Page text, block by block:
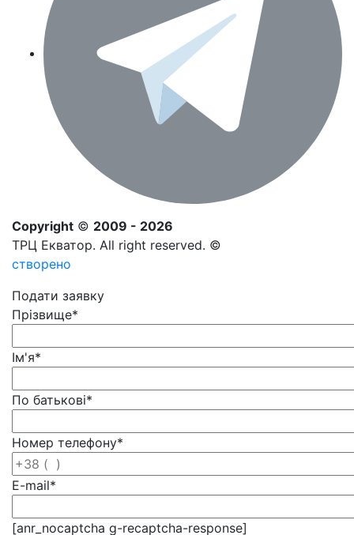
Copyright © 2009 - 2026
ТРЦ Екватор. All right reserved. ©
створено
Подати заявку
Прізвище*
Ім'я*
По батькові*
Номер телефону*
E-mail*
[anr_nocaptcha g-recaptcha-response]